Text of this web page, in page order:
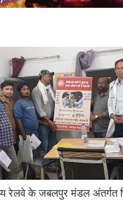
रेलवे के जबलपुर मंडल अंतर्गत